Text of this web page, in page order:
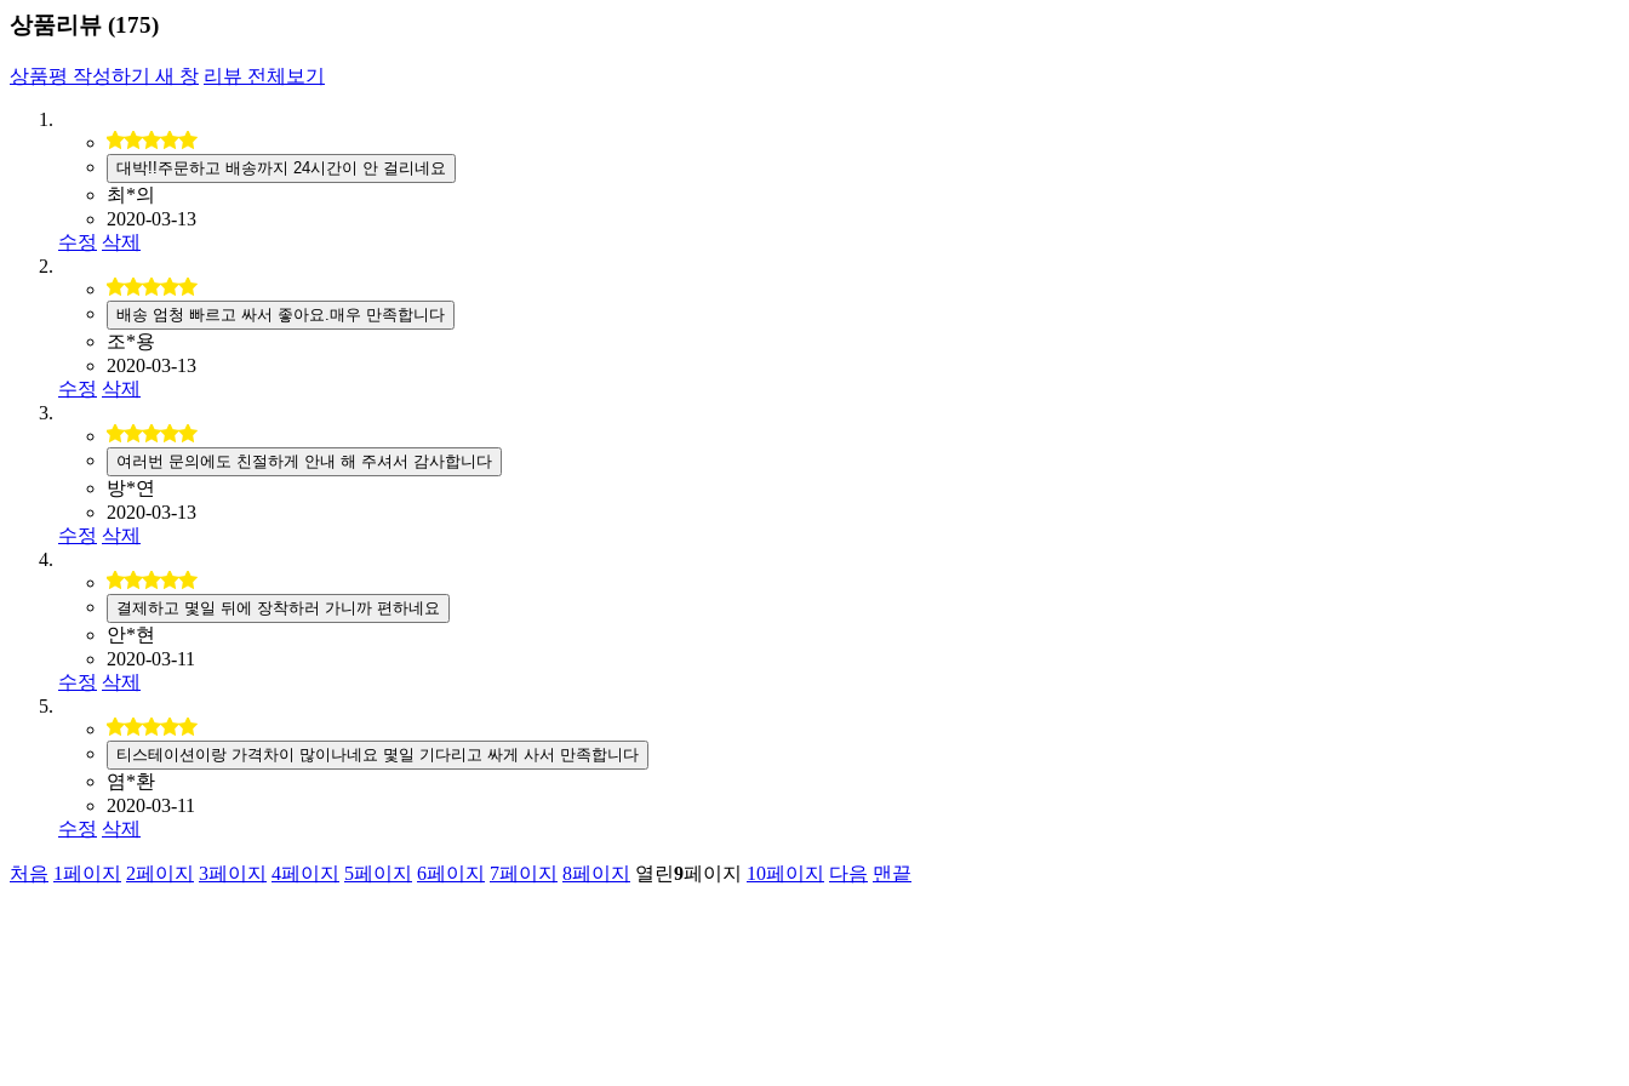
상품리뷰 (175)
상품평 작성하기 새 창 리뷰 전체보기
대박!!주문하고 배송까지 24시간이 안 걸리네요
최*의
2020-03-13
수정 삭제
배송 엄청 빠르고 싸서 좋아요.매우 만족합니다
조*용
2020-03-13
수정 삭제
여러번 문의에도 친절하게 안내 해 주셔서 감사합니다
방*연
2020-03-13
수정 삭제
결제하고 몇일 뒤에 장착하러 가니까 편하네요
안*현
2020-03-11
수정 삭제
티스테이션이랑 가격차이 많이나네요 몇일 기다리고 싸게 사서 만족합니다
염*환
2020-03-11
수정 삭제
처음 1페이지 2페이지 3페이지 4페이지 5페이지 6페이지 7페이지 8페이지 열린9페이지 10페이지 다음 맨끝